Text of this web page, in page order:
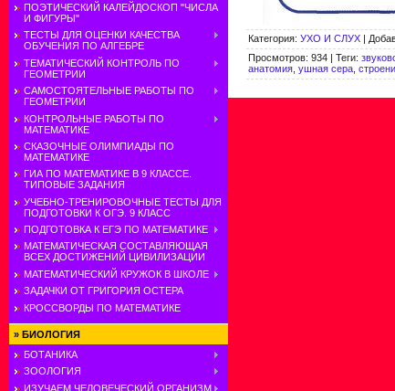
ПОЭТИЧЕСКИЙ КАЛЕЙДОСКОП "ЧИСЛА
И ФИГУРЫ"
ТЕСТЫ ДЛЯ ОЦЕНКИ КАЧЕСТВА
ОБУЧЕНИЯ ПО АЛГЕБРЕ
ТЕМАТИЧЕСКИЙ КОНТРОЛЬ ПО
ГЕОМЕТРИИ
САМОСТОЯТЕЛЬНЫЕ РАБОТЫ ПО
ГЕОМЕТРИИ
КОНТРОЛЬНЫЕ РАБОТЫ ПО
МАТЕМАТИКЕ
СКАЗОЧНЫЕ ОЛИМПИАДЫ ПО
МАТЕМАТИКЕ
ГИА ПО МАТЕМАТИКЕ В 9 КЛАССЕ.
ТИПОВЫЕ ЗАДАНИЯ
УЧЕБНО-ТРЕНИРОВОЧНЫЕ ТЕСТЫ ДЛЯ
ПОДГОТОВКИ К ОГЭ. 9 КЛАСС
ПОДГОТОВКА К ЕГЭ ПО МАТЕМАТИКЕ
МАТЕМАТИЧЕСКАЯ СОСТАВЛЯЮЩАЯ
ВСЕХ ДОСТИЖЕНИЙ ЦИВИЛИЗАЦИИ
МАТЕМАТИЧЕСКИЙ КРУЖОК В ШКОЛЕ
ЗАДАЧКИ ОТ ГРИГОРИЯ ОСТЕРА
КРОССВОРДЫ ПО МАТЕМАТИКЕ
» БИОЛОГИЯ
БОТАНИКА
ЗООЛОГИЯ
ИЗУЧАЕМ ЧЕЛОВЕЧЕСКИЙ ОРГАНИЗМ
Категория: УХО И СЛУХ |
Просмотров: 934 | Теги:
анатомия ушная сера